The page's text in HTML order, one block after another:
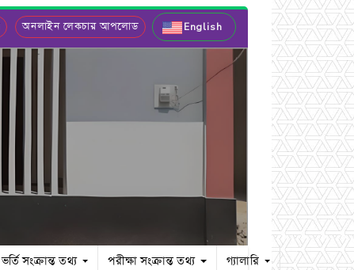
অনলাইন লেকচার আপলোড English
ভর্তি সংক্রান্ত তথ্য পরীক্ষা সংক্রান্ত তথ্য গ্যালারি